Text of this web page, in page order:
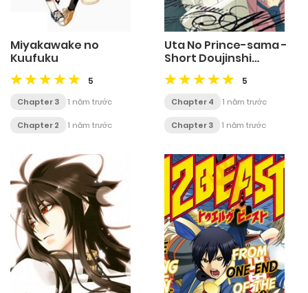
Miyakawake no
Kuufuku
5
Chapter 3 1 năm trước
Chapter 2 1 năm trước
Uta No Prince-sama -
Short Doujinshi
Collection
5
Chapter 4 1 năm trước
Chapter 3 1 năm trước